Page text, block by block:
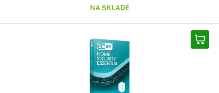
NA SKLADE